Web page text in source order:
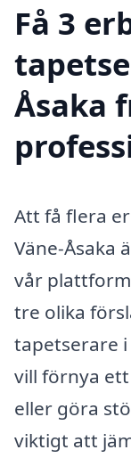
Få 3
Åsaka
Att få flera
Väne-Åsaka
vår
tre olika
tapetserare
vill förnya
eller göra
viktigt att